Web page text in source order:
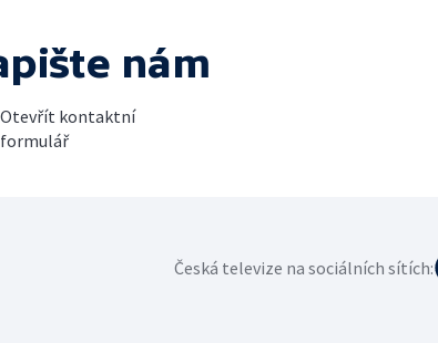
nám
Otevřít kontaktní
formulář
Česká televize na sociálních sítích: